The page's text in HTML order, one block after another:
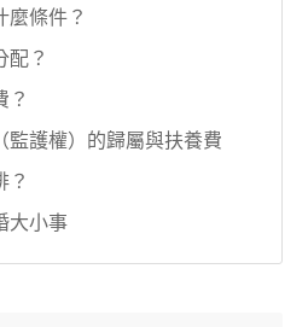
麼條件？
配？
？
監護權）的歸屬與扶養費
？
大小事